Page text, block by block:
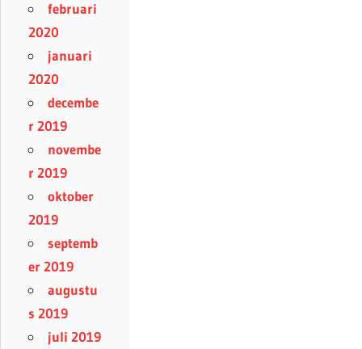
februari
2020
januari
2020
decembe
r 2019
novembe
r 2019
oktober
2019
septemb
er 2019
augustu
s 2019
juli 2019